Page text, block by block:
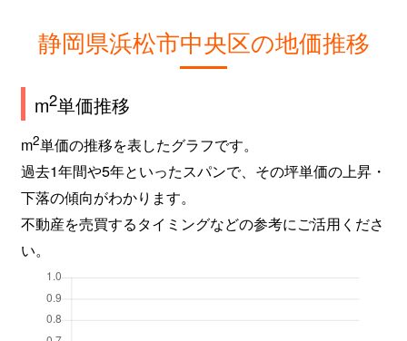
静岡県浜松市中央区の地価推移
m2単価推移
m2単価の推移を表したグラフです。
過去1年間や5年といったスパンで、その坪単価の上昇・
下落の傾向がわかります。
不動産を売買するタイミングなどの参考にご活用くださ
い。